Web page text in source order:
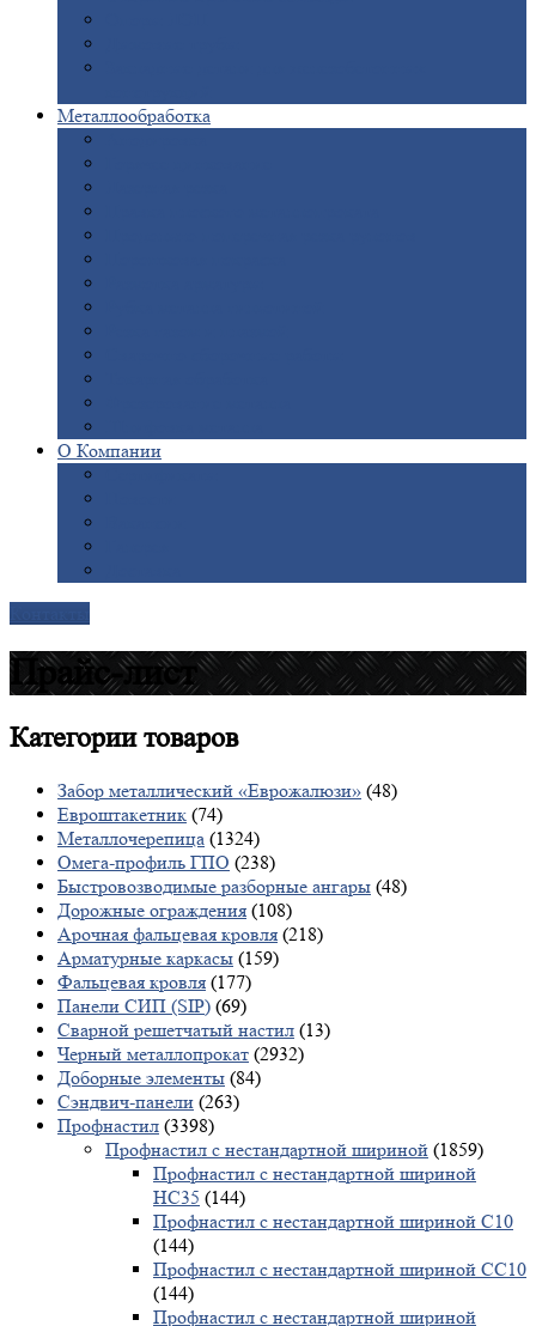
Металлообработка
О Компании
Прайс-лист
Категориитоваров
Забор металлический «Еврожалюзи» (48)
Евроштакетник (74)
Металлочерепица (1324)
Омега-профиль ГПО (238)
Быстровозводимые разборные ангары (48)
Дорожные ограждения (108)
Арочная фальцевая кровля (218)
Арматурные каркасы (159)
Фальцевая кровля (177)
Панели СИП (SIP) (69)
Сварной решетчатый настил (13)
Черный металлопрокат (2932)
Доборные элементы (84)
Сэндвич-панели (263)
Профнастил (3398)
Профнастил с нестандартной шириной (1859)
Профнастил с нестандартной шириной
НС35 (144)
Профнастил с нестандартной шириной С10
(144)
Профнастил с нестандартной шириной СС10
(144)
Профнастил с нестандартной шириной